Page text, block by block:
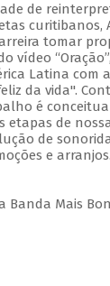
de
curitibanos,
tomar
vídeo
Latina com
da vida".
é
etapas de
de
e arranjos.